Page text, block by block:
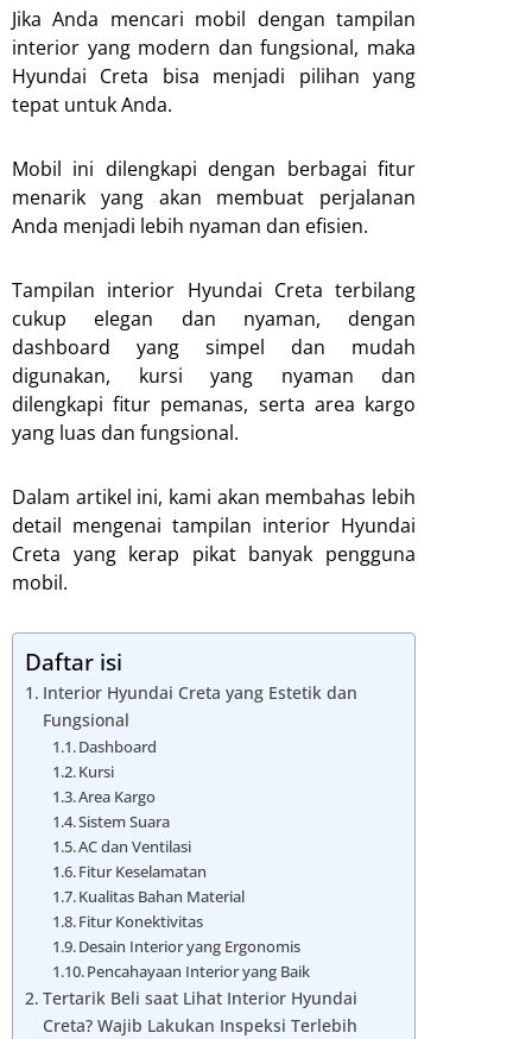
Jika Anda mencari mobil dengan tampilan
interior yang modern dan fungsional, maka
Hyundai Creta bisa menjadi pilihan yang
tepat untuk Anda.
Mobil ini dilengkapi dengan berbagai fitur
menarik yang akan membuat perjalanan
Anda menjadi lebih nyaman dan efisien.
Tampilan interior Hyundai Creta terbilang
cukup elegan dan nyaman, dengan
dashboard yang simpel dan mudah
digunakan, kursi yang nyaman dan
dilengkapi fitur pemanas, serta area kargo
yang luas dan fungsional.
Dalam artikel ini, kami akan membahas lebih
detail mengenai tampilan interior Hyundai
Creta yang kerap pikat banyak pengguna
mobil.
Daftar isi
Interior Hyundai Creta yang Estetik dan
Fungsional
Dashboard
Kursi
Area Kargo
Sistem Suara
AC dan Ventilasi
Fitur Keselamatan
Kualitas Bahan Material
Fitur Konektivitas
Desain Interior yang Ergonomis
Pencahayaan Interior yang Baik
Tertarik Beli saat Lihat Interior Hyundai
Creta? Wajib Lakukan Inspeksi Terlebih